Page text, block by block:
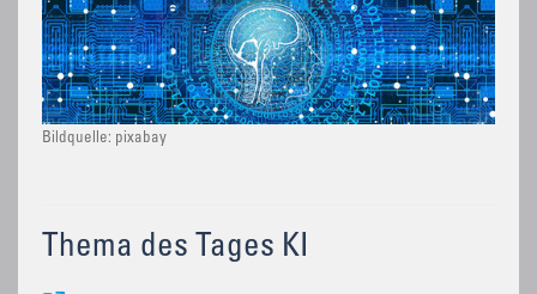
Bildquelle: pixabay
Thema des Tages KI